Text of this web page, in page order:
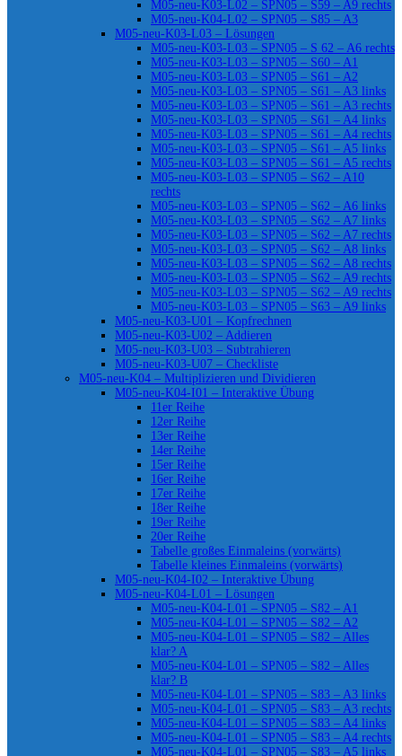
M05-neu-K03-L02 – SPN05 – S59 – A9 rechts
M05-neu-K04-L02 – SPN05 – S85 – A3
M05-neu-K03-L03 – Lösungen
M05-neu-K03-L03 – SPN05 – S 62 – A6 rechts
M05-neu-K03-L03 – SPN05 – S60 – A1
M05-neu-K03-L03 – SPN05 – S61 – A2
M05-neu-K03-L03 – SPN05 – S61 – A3 links
M05-neu-K03-L03 – SPN05 – S61 – A3 rechts
M05-neu-K03-L03 – SPN05 – S61 – A4 links
M05-neu-K03-L03 – SPN05 – S61 – A4 rechts
M05-neu-K03-L03 – SPN05 – S61 – A5 links
M05-neu-K03-L03 – SPN05 – S61 – A5 rechts
M05-neu-K03-L03 – SPN05 – S62 – A10
rechts
M05-neu-K03-L03 – SPN05 – S62 – A6 links
M05-neu-K03-L03 – SPN05 – S62 – A7 links
M05-neu-K03-L03 – SPN05 – S62 – A7 rechts
M05-neu-K03-L03 – SPN05 – S62 – A8 links
M05-neu-K03-L03 – SPN05 – S62 – A8 rechts
M05-neu-K03-L03 – SPN05 – S62 – A9 rechts
M05-neu-K03-L03 – SPN05 – S62 – A9 rechts
M05-neu-K03-L03 – SPN05 – S63 – A9 links
M05-neu-K03-U01 – Kopfrechnen
M05-neu-K03-U02 – Addieren
M05-neu-K03-U03 – Subtrahieren
M05-neu-K03-U07 – Checkliste
M05-neu-K04 – Multiplizieren und Dividieren
M05-neu-K04-I01 – Interaktive Übung
11er Reihe
12er Reihe
13er Reihe
14er Reihe
15er Reihe
16er Reihe
17er Reihe
18er Reihe
19er Reihe
20er Reihe
Tabelle großes Einmaleins (vorwärts)
Tabelle kleines Einmaleins (vorwärts)
M05-neu-K04-I02 – Interaktive Übung
M05-neu-K04-L01 – Lösungen
M05-neu-K04-L01 – SPN05 – S82 – A1
M05-neu-K04-L01 – SPN05 – S82 – A2
M05-neu-K04-L01 – SPN05 – S82 – Alles
klar? A
M05-neu-K04-L01 – SPN05 – S82 – Alles
klar? B
M05-neu-K04-L01 – SPN05 – S83 – A3 links
M05-neu-K04-L01 – SPN05 – S83 – A3 rechts
M05-neu-K04-L01 – SPN05 – S83 – A4 links
M05-neu-K04-L01 – SPN05 – S83 – A4 rechts
M05-neu-K04-L01 – SPN05 – S83 – A5 links